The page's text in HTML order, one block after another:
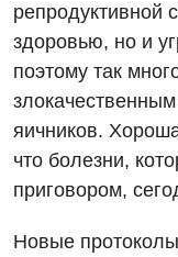
репродуктивной
здоровью, но и
поэтому так
яичников.
что болезни,
приговором,
Новые